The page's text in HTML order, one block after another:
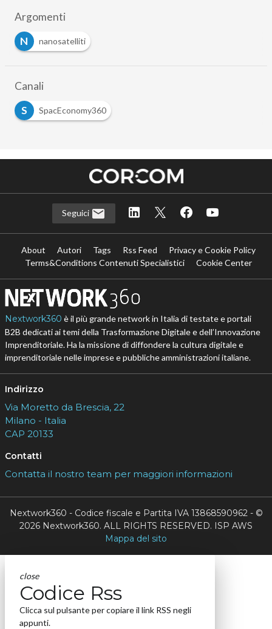
Argomenti
N
nanosatelliti
Canali
S
SpacEconomy360
Seguici
About Autori Tags Rss Feed
Privacy e Cookie Policy
Terms&Conditions Contenuti Specialistici
Cookie Center
Nextwork360 è il più grande network in Italia di testate e portali
B2B dedicati ai temi della Trasformazione Digitale e dell’Innovazione
Imprenditoriale. Ha la missione di diffondere la cultura digitale e
imprenditoriale nelle imprese e pubbliche amministrazioni italiane.
Indirizzo
Via Moretto da Brescia, 22
Milano - Italia
CAP 20133
Contatti
Contatta il nostro team per maggiori informazioni
Nextwork360 - Codice fiscale e Partita IVA 13868590962 - ©
2026 Nextwork360. ALL RIGHTS RESERVED. ISP AWS
Mappa del sito
close
Codice Rss
Clicca sul pulsante per copiare il link RSS negli
appunti.